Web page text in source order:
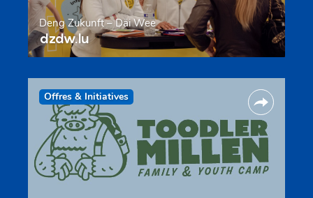
Deng Zukunft – Däi Wee
dzdw.lu
Offres & Initiatives